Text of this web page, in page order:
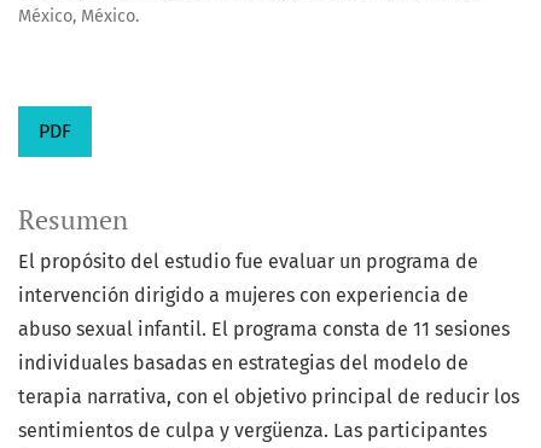
México, México.
PDF
Resumen
El propósito del estudio fue evaluar un programa de
intervención dirigido a mujeres con experiencia de
abuso sexual infantil. El programa consta de 11 sesiones
individuales basadas en estrategias del modelo de
terapia narrativa, con el objetivo principal de reducir los
sentimientos de culpa y vergüenza. Las participantes